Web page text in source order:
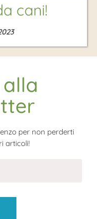
cani!
per non perderti
articoli!